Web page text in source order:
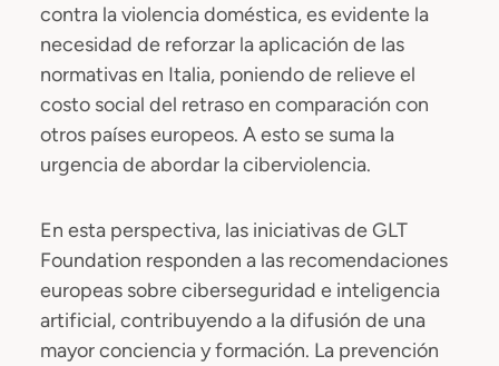
contra la violencia doméstica, es evidente la
necesidad de reforzar la aplicación de las
normativas en Italia, poniendo de relieve el
costo social del retraso en comparación con
otros países europeos. A esto se suma la
urgencia de abordar la ciberviolencia.
En esta perspectiva, las iniciativas de GLT
Foundation responden a las recomendaciones
europeas sobre ciberseguridad e inteligencia
artificial, contribuyendo a la difusión de una
mayor conciencia y formación. La prevención